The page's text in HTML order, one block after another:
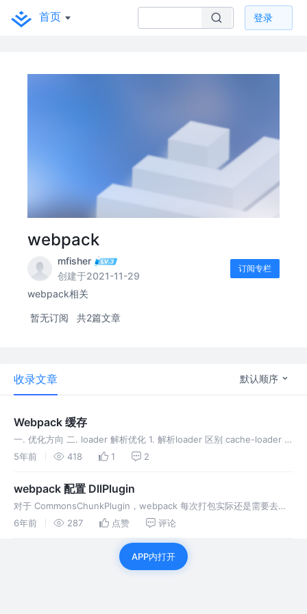
首页 登录
webpack
mfisher
创建于2021-11-29
订阅专栏
webpack相关
暂无订阅 共2篇文章
收录文章 默认顺序
Webpack 缓存
一. 优化方向 二. loader 解析优化 1. 解析loader 区别 cache-loader 控
制整个 loader 流程的缓存，而 babel-loader 这是缓存自己。 使用缓
反。 把一些公共包打包成 …
5年前 418 1 2
webpack 配置 DllPlugin
对于 CommonsChunkPlugin，webpack 每次打包实际还是需要去处
理这些第三方库，只是打包完之后，能把第三方库和我们自己的代码分
自身的代码。Dll这个概念是借鉴了Windows系统的dl…
6年前 287 点赞 评论
APP内打开